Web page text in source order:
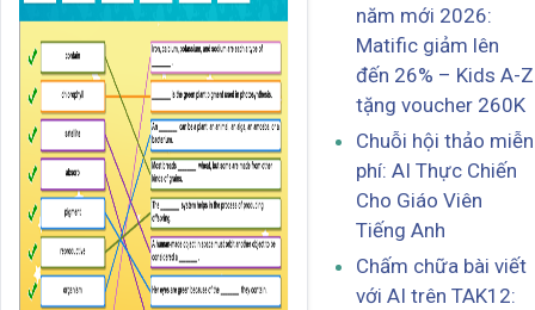
năm mới 2026:
Matific giảm lên
đến 26% – Kids A-Z
tặng voucher 260K
Chuỗi hội thảo miễn
phí: AI Thực Chiến
Cho Giáo Viên
Tiếng Anh
Chấm chữa bài viết
với AI trên TAK12: